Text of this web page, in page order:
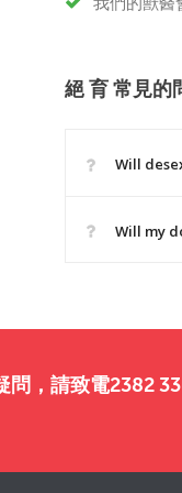
絕 育 常見的
Will
Will my
，請致電2382